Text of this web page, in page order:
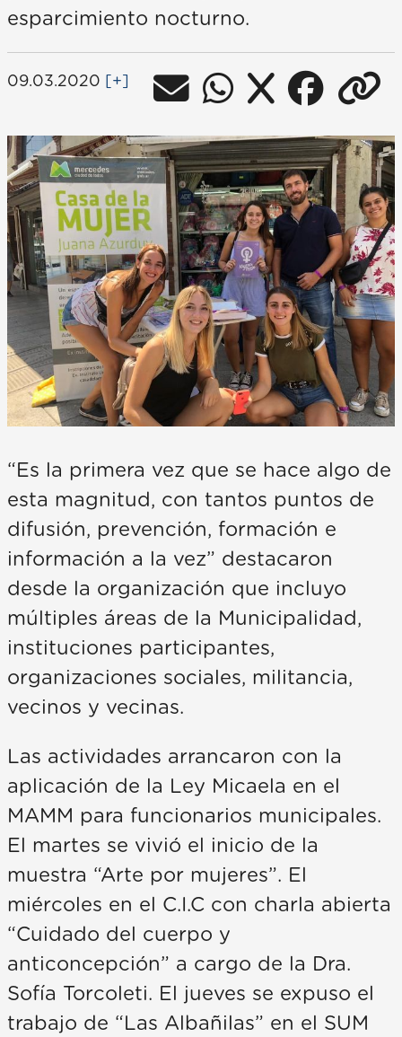
esparcimiento nocturno.
09.03.2020 [+]
“Es la primera vez que se hace algo de
esta magnitud, con tantos puntos de
difusión, prevención, formación e
información a la vez” destacaron
desde la organización que incluyo
múltiples áreas de la Municipalidad,
instituciones participantes,
organizaciones sociales, militancia,
vecinos y vecinas.
Las actividades arrancaron con la
aplicación de la Ley Micaela en el
MAMM para funcionarios municipales.
El martes se vivió el inicio de la
muestra “Arte por mujeres”. El
miércoles en el C.I.C con charla abierta
“Cuidado del cuerpo y
anticoncepción” a cargo de la Dra.
Sofía Torcoleti. El jueves se expuso el
trabajo de “Las Albañilas” en el SUM